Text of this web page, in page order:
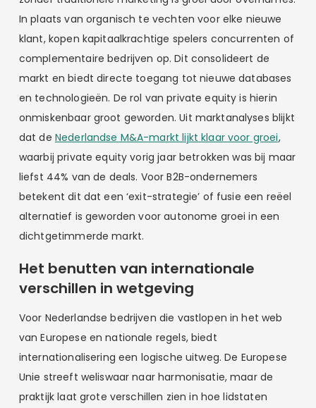
In plaats van organisch te vechten voor elke nieuwe
klant, kopen kapitaalkrachtige spelers concurrenten of
complementaire bedrijven op. Dit consolideert de
markt en biedt directe toegang tot nieuwe databases
en technologieën. De rol van private equity is hierin
onmiskenbaar groot geworden. Uit marktanalyses blijkt
dat de Nederlandse M&A-markt lijkt klaar voor groei,
waarbij private equity vorig jaar betrokken was bij maar
liefst 44% van de deals. Voor B2B-ondernemers
betekent dit dat een ‘exit-strategie’ of fusie een reëel
alternatief is geworden voor autonome groei in een
dichtgetimmerde markt.
Het benutten van internationale
verschillen in wetgeving
Voor Nederlandse bedrijven die vastlopen in het web
van Europese en nationale regels, biedt
internationalisering een logische uitweg. De Europese
Unie streeft weliswaar naar harmonisatie, maar de
praktijk laat grote verschillen zien in hoe lidstaten